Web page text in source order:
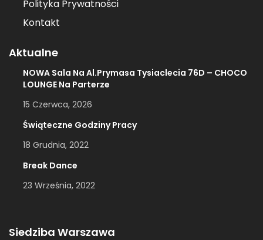
Polityka Prywatności
Kontakt
Aktualne
NOWA Sala Na Al.Prymasa Tysiaclecia 76D – CHOCO
LOUNGE Na Parterze
15 Czerwca, 2026
Świąteczne Godziny Pracy
18 Grudnia, 2022
Break Dance
23 Września, 2022
Siedziba Warszawa